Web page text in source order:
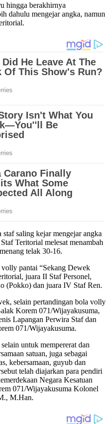
hingga berakhirnya
dahulu mengejar angka, namun
saling kejar mengejar angka
Teritorial melesat menambah
telak 30-16.
pantai “Sekang Dewek
juara II Staf Personel,
(Pokko) dan juara IV Staf Ren.
selain pertandingan bola volly
Korem 071/Wijayakusuma,
Lapangan Perwira Staf dan
071/Wijayakusuma.
untuk mempererat dan
satuan, juga sebagai
kebersamaan, guyub dan
telah diajarkan para pendiri
Negara Kesatuan
071/Wijayakusuma Kolonel
M.Han.